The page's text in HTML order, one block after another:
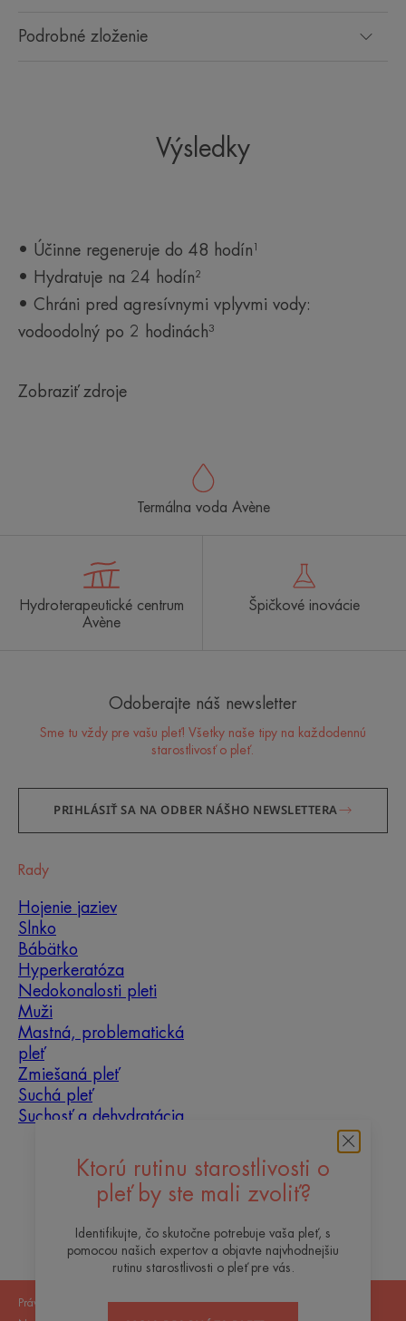
Podrobné zloženie
Výsledky
• Účinne regeneruje do 48 hodín¹
• Hydratuje na 24 hodín²
• Chráni pred agresívnymi vplyvmi vody:
vodoodolný po 2 hodinách³
Zobraziť zdroje
Ktorú rutinu starostlivosti o
pleť by ste mali zvoliť?
Identifikujte, čo skutočne potrebuje vaša pleť, s
pomocou našich expertov a objavte najvhodnejšiu
rutinu starostlivosti o pleť pre vás.
Termálna voda Avène
Hydroterapeutické centrum
Avène
Špičkové inovácie
Odoberajte náš newsletter
Sme tu vždy pre vašu pleť! Všetky naše tipy na každodennú
starostlivosť o pleť.
PRIHLÁSIŤ SA NA ODBER NÁŠHO NEWSLETTERA
Rady
Hojenie jaziev
Slnko
Bábätko
Hyperkeratóza
Nedokonalosti pleti
Muži
Mastná, problematická
pleť
Zmiešaná pleť
Suchá pleť
Suchosť a dehydratácia
O nás
KontaktČasto kladené otázky
Právne upozornenie
Zásady ochrany osobných údajov